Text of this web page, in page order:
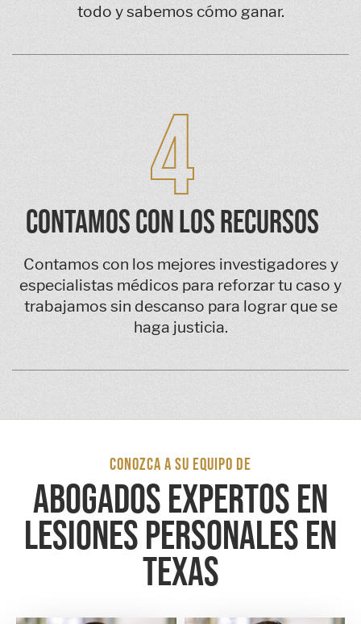
todo y sabemos cómo ganar.
4
CONTAMOS CON LOS RECURSOS
Contamos con los mejores investigadores y
especialistas médicos para reforzar tu caso y
trabajamos sin descanso para lograr que se
haga justicia.
CONOZCA A SU EQUIPO DE
ABOGADOS EXPERTOS EN
LESIONES PERSONALES EN
TEXAS